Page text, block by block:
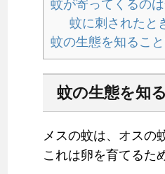
蚊が寄ってくるの
蚊に刺されたと
蚊の生態を知るこ
蚊の生態を知
メスの蚊は、オスの
これは卵を育てるた